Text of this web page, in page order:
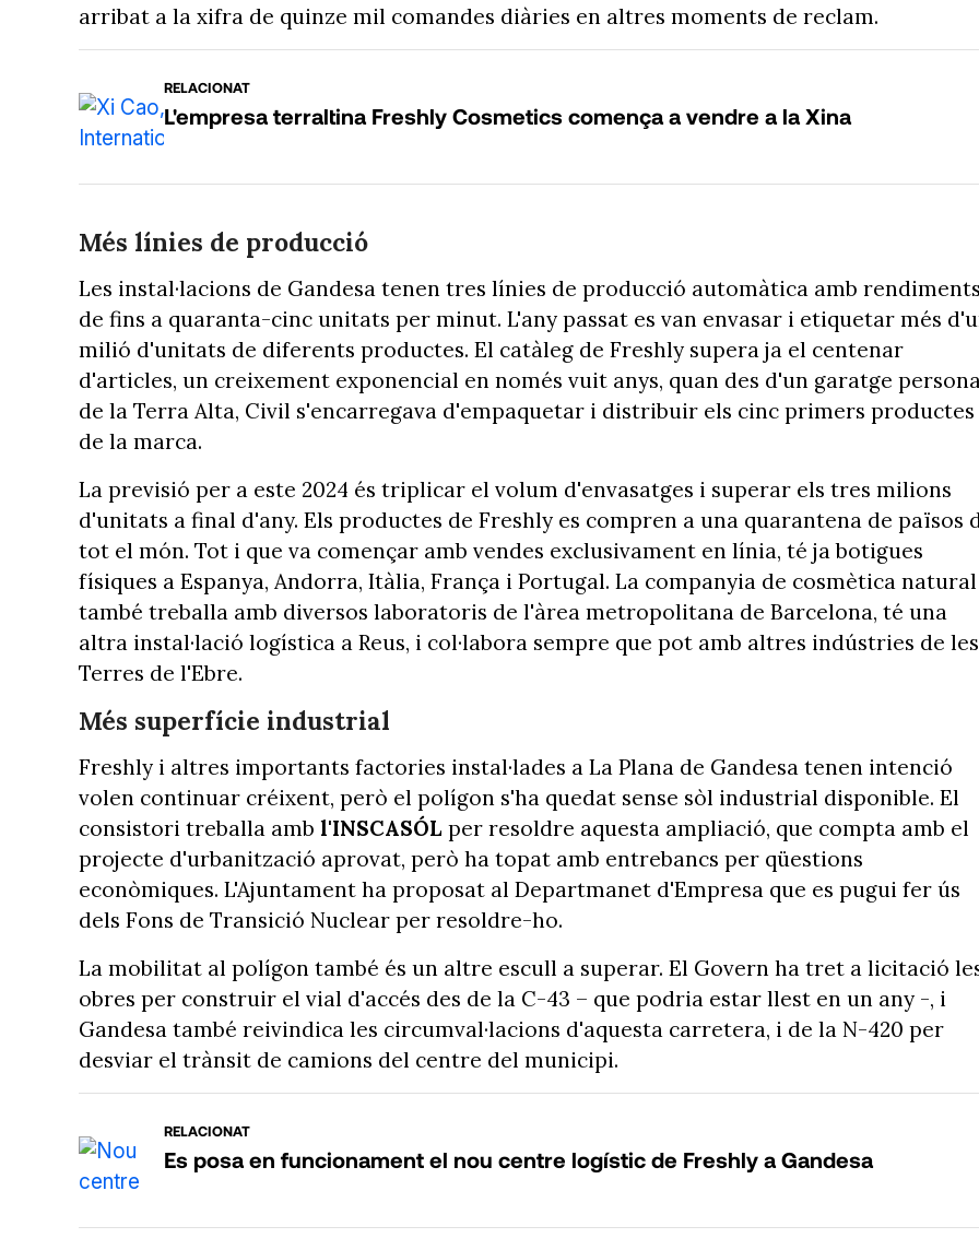
arribat a la xifra de quinze mil comandes diàries en altres moments de reclam.
RELACIONAT
L'empresa terraltina Freshly Cosmetics comença a vendre a la Xina
Més línies de producció
Les instal·lacions de Gandesa tenen tres línies de producció automàtica amb rendiments
de fins a quaranta-cinc unitats per minut. L'any passat es van envasar i etiquetar més
milió d'unitats de diferents productes. El catàleg de Freshly supera ja el centenar
d'articles, un creixement exponencial en només vuit anys, quan des d'un garatge
de la Terra Alta, Civil s'encarregava d'empaquetar i distribuir els cinc primers productes
de la marca.
La previsió per a este 2024 és triplicar el volum d'envasatges i superar els tres milions
d'unitats a final d'any. Els productes de Freshly es compren a una quarantena de països
tot el món. Tot i que va començar amb vendes exclusivament en línia, té ja botigues
físiques a Espanya, Andorra, Itàlia, França i Portugal. La companyia de cosmètica natural
també treballa amb diversos laboratoris de l'àrea metropolitana de Barcelona, té una
altra instal·lació logística a Reus, i col·labora sempre que pot amb altres indústries de les
Terres de l'Ebre.
Més superfície industrial
Freshly i altres importants factories instal·lades a La Plana de Gandesa tenen intenció
volen continuar créixent, però el polígon s'ha quedat sense sòl industrial disponible. El
consistori treballa amb l'INSCASÓL per resoldre aquesta ampliació, que compta amb el
projecte d'urbanització aprovat, però ha topat amb entrebancs per qüestions
econòmiques. L'Ajuntament ha proposat al Departmanet d'Empresa que es pugui fer ús
dels Fons de Transició Nuclear per resoldre-ho.
La mobilitat al polígon també és un altre escull a superar. El Govern ha tret a licitació
obres per construir el vial d'accés des de la C-43 – que podria estar llest en un any -, i
Gandesa també reivindica les circumval·lacions d'aquesta carretera, i de la N-420 per
desviar el trànsit de camions del centre del municipi.
RELACIONAT
Es posa en funcionament el nou centre logístic de Freshly a Gandesa